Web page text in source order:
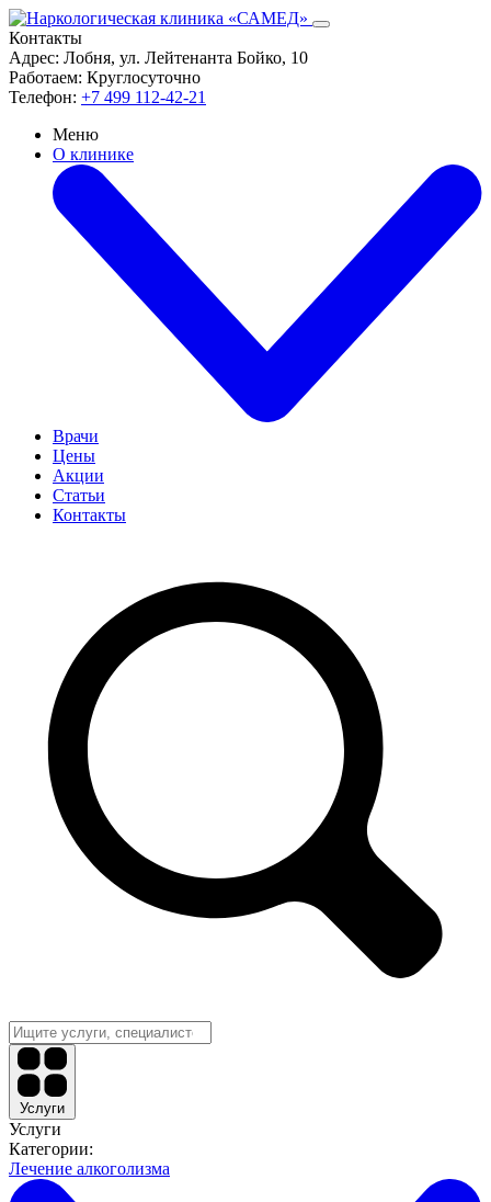
Контакты
Адрес: Лобня, ул. Лейтенанта Бойко, 10
Работаем: Круглосуточно
Телефон: +7 499 112-42-21
Меню
О клинике
Врачи
Цены
Акции
Статьи
Контакты
Услуги
Услуги
Категории:
Лечение алкоголизма